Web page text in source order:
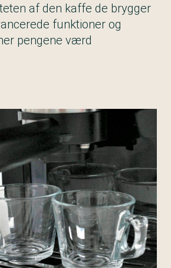
af den kaffe de brygger
funktioner og
pengene værd